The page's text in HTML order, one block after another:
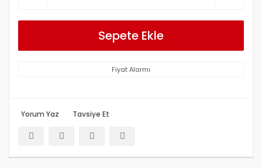
Sepete Ekle
Fiyat Alarmı
Yorum Yaz Tavsiye Et